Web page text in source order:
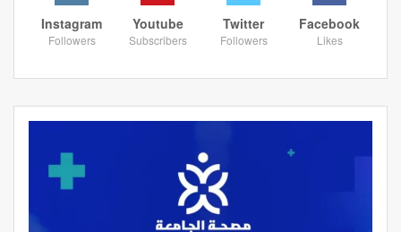
Facebook
Likes
Twitter
Followers
Youtube
Subscribers
Instagram
Followers